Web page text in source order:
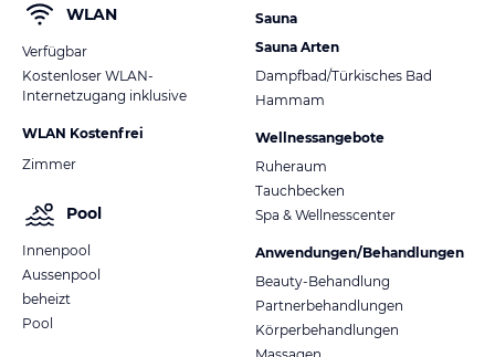
WLAN
Verfügbar
Kostenloser WLAN-
Internetzugang inklusive
WLAN Kostenfrei
Zimmer
Pool
Innenpool
Aussenpool
beheizt
Pool
Sauna
Sauna Arten
Dampfbad/Türkisches Bad
Hammam
Wellnessangebote
Ruheraum
Tauchbecken
Spa & Wellnesscenter
Anwendungen/Behandlungen
Beauty-Behandlung
Partnerbehandlungen
Körperbehandlungen